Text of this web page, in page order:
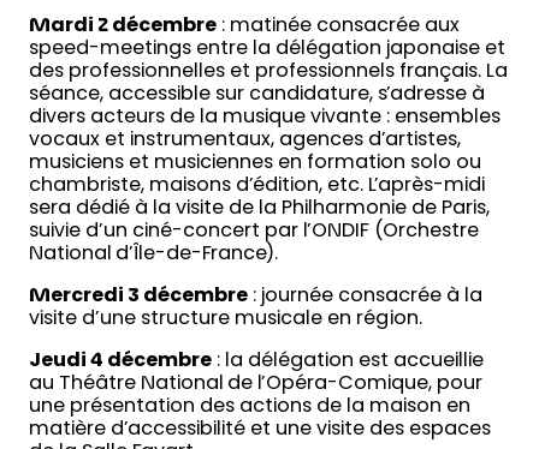
Mardi 2 décembre : matinée consacrée aux
speed-meetings entre la délégation japonaise et
des professionnelles et professionnels français. La
séance, accessible sur candidature, s’adresse à
divers acteurs de la musique vivante : ensembles
vocaux et instrumentaux, agences d’artistes,
musiciens et musiciennes en formation solo ou
chambriste, maisons d’édition, etc. L’après-midi
sera dédié à la visite de la Philharmonie de Paris,
suivie d’un ciné-concert par l’ONDIF (Orchestre
National d’Île-de-France).
Mercredi 3 décembre : journée consacrée à la
visite d’une structure musicale en région.
Jeudi 4 décembre : la délégation est accueillie
au Théâtre National de l’Opéra-Comique, pour
une présentation des actions de la maison en
matière d’accessibilité et une visite des espaces